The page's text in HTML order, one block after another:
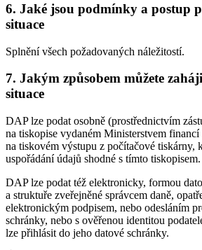
6. Jaké jsou podmínky a postup
situace
Splnění všech požadovaných náležitostí.
7. Jakým způsobem můžete
situace
DAP lze podat osobně (prostřednictvím
na tiskopise vydaném Ministerstvem
na tiskovém výstupu z počítačové tiskárny,
uspořádání údajů shodné s tímto tiskopisem.
DAP lze podat též elektronicky, formou
a struktuře zveřejněné správcem daně,
elektronickým podpisem, nebo odesláním
schránky, nebo s ověřenou identitou
lze přihlásit do jeho datové schránky.